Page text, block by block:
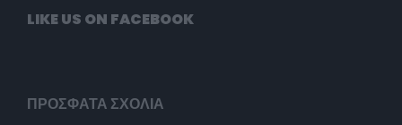
LIKE US ON FACEBOOK
ΠΡΌΣΦΑΤΑ ΣΧΌΛΙΑ